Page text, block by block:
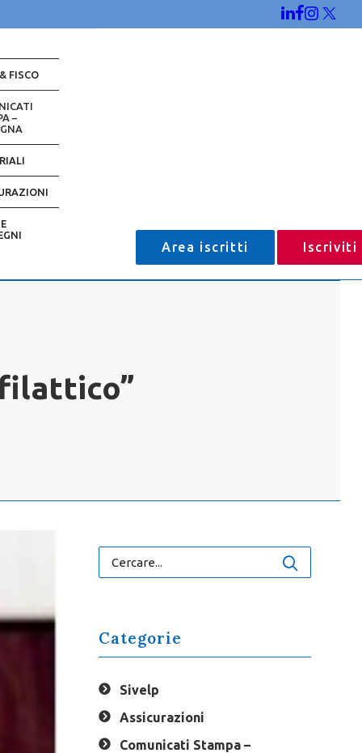
FISCO
–
Area iscritti Iscriviti
Categorie
Sivelp
Assicurazioni
Comunicati Stampa –